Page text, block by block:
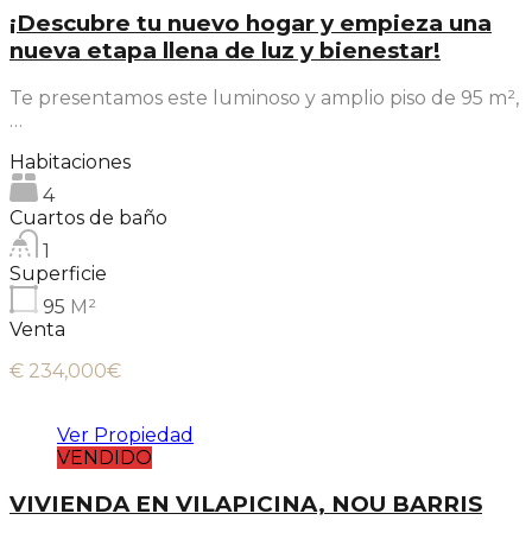
¡Descubre tu nuevo hogar y empieza una
nueva etapa llena de luz y bienestar!
Te presentamos este luminoso y amplio piso de 95 m²,
…
Habitaciones
4
Cuartos de baño
1
Superficie
95 M²
Venta
€ 234,000€
Ver Propiedad
VENDIDO
VIVIENDA EN VILAPICINA, NOU BARRIS